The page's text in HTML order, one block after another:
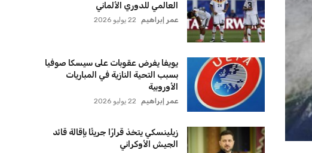
العالمي للدوري الألماني
عمر إبراهيم 22 يوليو 2026
يويفا يفرض عقوبات على سيسكا صوفيا
بسبب التحية النازية في المباريات
الأوروبية
عمر إبراهيم 22 يوليو 2026
زيلينسكي يتخذ قرارًا جريئًا بإقالة قائد
الجيش الأوكراني